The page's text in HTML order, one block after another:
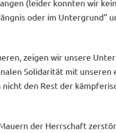
(leider konnten wir
oder im Untergrund”
zeigen wir unsere
Solidarität mit
den Rest der
der Herrschaft